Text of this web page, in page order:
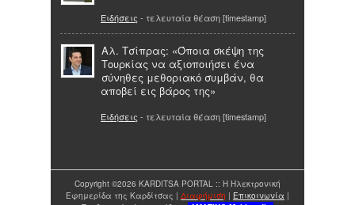
Ειδήσεις - τελευταία θέαση [timestamp]
Αλ. Τσίπρας: «Όποια σκέψη της
Τουρκίας να αξιοποιήσει ένα
σύνηθες μεθοριακό συμβάν, θα
αποβεί εις βάρος της»
Ειδήσεις - τελευταία θέαση [timestamp]
Copyright ©2026 KARDITSA PORTAL :: Η Ηλεκτρονική
Εφημερίδα της Καρδίτσας | Διαφήμιση | Επικοινωνία |